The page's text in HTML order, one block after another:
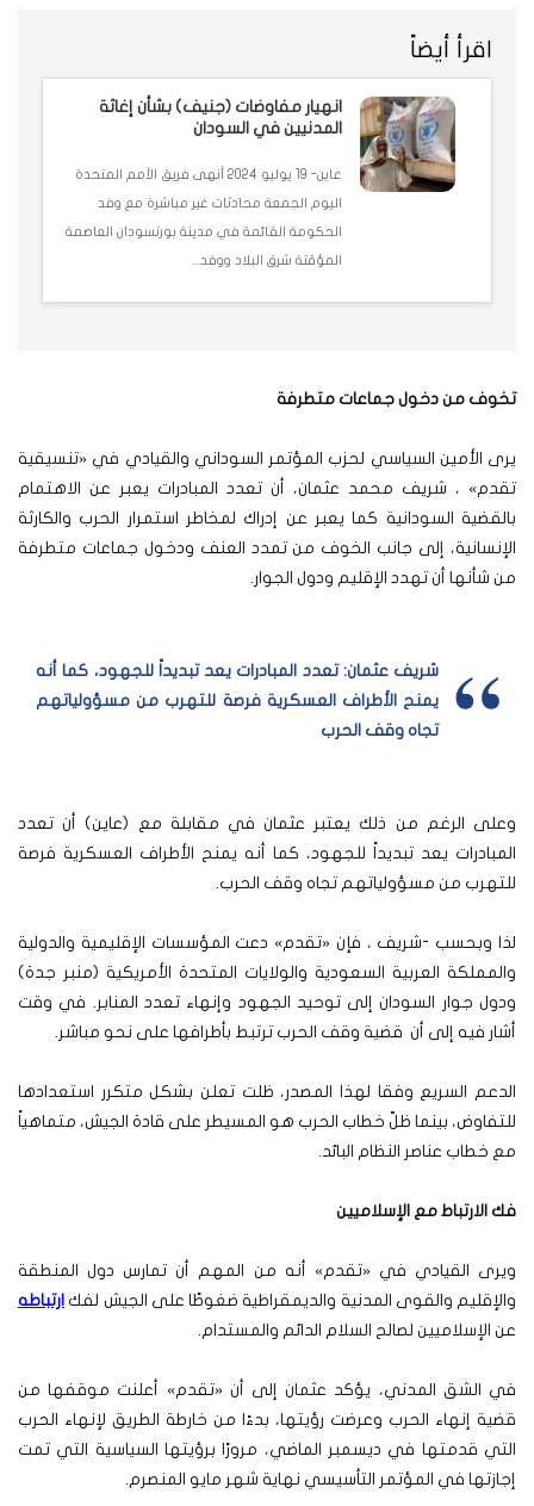
اقرأ أيضاً
انهيار مفاوضات (جنيف) بشأن إغاثة
المدنيين في السودان
عاين- 19 يوليو 2024 أنهى فريق الأمم المتحدة
اليوم الجمعة محادثات غير مباشرة مع وفد
الحكومة القائمة في مدينة بورتسودان العاصمة
المؤقتة شرق البلاد ووفد...
تخوف من دخول جماعات متطرفة
يرى الأمين السياسي لحزب المؤتمر السوداني والقيادي في «تنسيقية
تقدم» ، شريف محمد عثمان، أن تعدد المبادرات يعبر عن الاهتمام
بالقضية السودانية كما يعبر عن إدراك لمخاطر استمرار الحرب والكارثة
الإنسانية، إلى جانب الخوف من تمدد العنف ودخول جماعات متطرفة
من شأنها أن تهدد الإقليم ودول الجوار.
شريف عثمان: تعدد المبادرات يعد تبديداً للجهود، كما أنه
يمنح الأطراف العسكرية فرصة للتهرب من مسؤولياتهم
تجاه وقف الحرب
وعلى الرغم من ذلك يعتبر عثمان في مقابلة مع (عاين) أن تعدد
المبادرات يعد تبديداً للجهود، كما أنه يمنح الأطراف العسكرية فرصة
للتهرب من مسؤولياتهم تجاه وقف الحرب.
لذا وبحسب -شريف ، فإن «تقدم» دعت المؤسسات الإقليمية والدولية
والمملكة العربية السعودية والولايات المتحدة الأمريكية (منبر جدة)
ودول جوار السودان إلى توحيد الجهود وإنهاء تعدد المنابر. في وقت
أشار فيه إلى أن قضية وقف الحرب ترتبط بأطرافها على نحو مباشر.
الدعم السريع وفقا لهذا المصدر، ظلت تعلن بشكل متكرر استعدادها
للتفاوض، بينما ظلّ خطاب الحرب هو المسيطر على قادة الجيش، متماهياً
مع خطاب عناصر النظام البائد.
فك الارتباط مع الإسلاميين
ويرى القيادي في «تقدم» أنه من المهم أن تمارس دول المنطقة
والإقليم والقوى المدنية والديمقراطية ضغوطًا على الجيش لفك ارتباطه
عن الإسلاميين لصالح السلام الدائم والمستدام.
في الشق المدني، يؤكد عثمان إلى أن «تقدم» أعلنت موقفها من
قضية إنهاء الحرب وعرضت رؤيتها، بدءًا من خارطة الطريق لإنهاء الحرب
التي قدمتها في ديسمبر الماضي، مرورًا برؤيتها السياسية التي تمت
إجازتها في المؤتمر التأسيسي نهاية شهر مايو المنصرم.